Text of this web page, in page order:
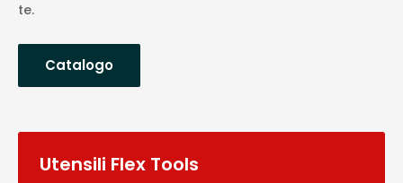
te.
Catalogo
Utensili Flex Tools